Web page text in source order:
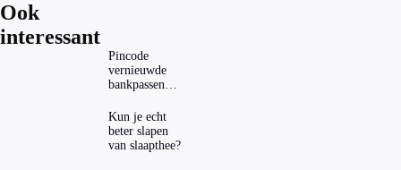
Ook
interessant
Pincode
vernieuwde
bankpassen
ING-app: is dat
wel veilig?
Kun je echt
beter slapen
van slaapthee?